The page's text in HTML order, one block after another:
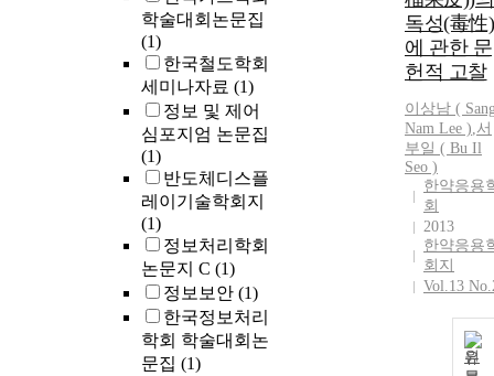
학술대회논문집
(1)
한국철도학회
세미나자료 (1)
정보 및 제어
심포지엄 논문집
(1)
반도체디스플
레이기술학회지
(1)
정보처리학회
논문지 C (1)
정보보안 (1)
한국정보처리
학회 학술대회논
문집 (1)
독성(毒性)
에 관한 문
헌적 고찰
이상남 (
Nam Lee ),서
부일 ( Bu Il
Seo )
한약응용
회
2013
한약응용
회지
Vol.13
원